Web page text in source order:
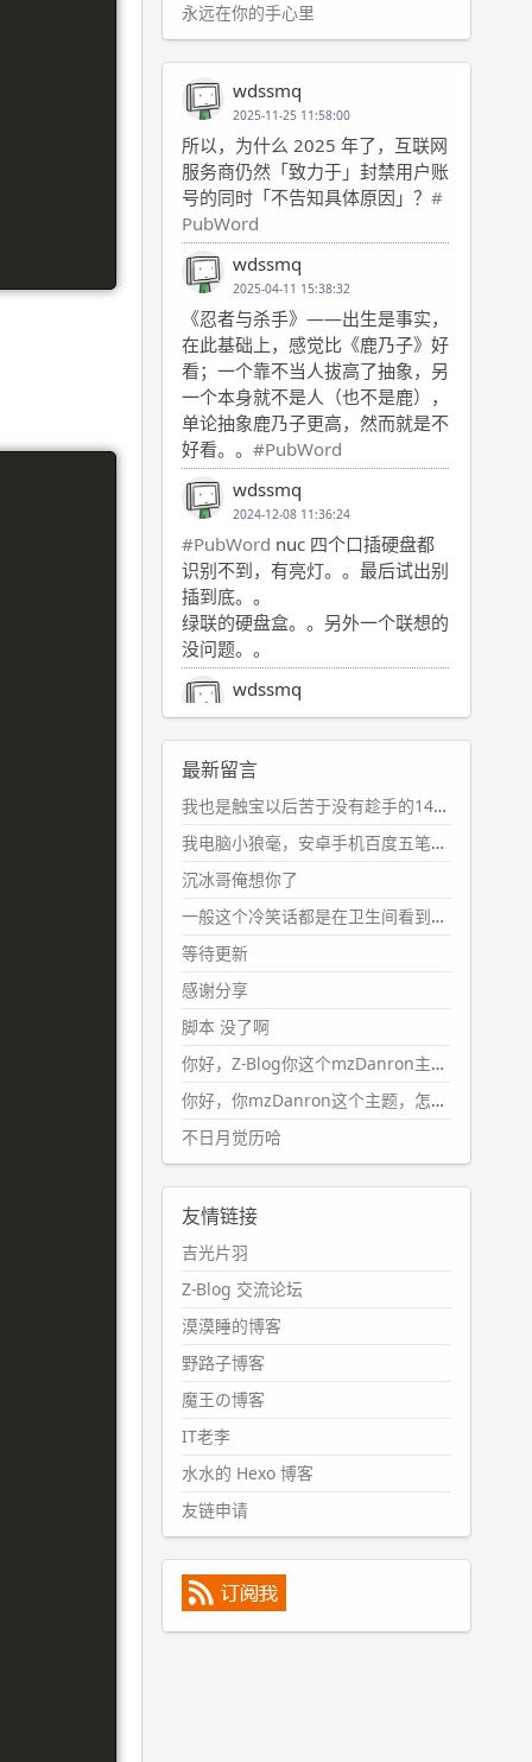
永远在你的手心里
wdssmq
2025-11-25 11:58:00
所以，为什么 2025 年了，互联网
服务商仍然「致力于」封禁用户账
号的同时「不告知具体原因」？ #
PubWord
wdssmq
2025-04-11 15:38:32
《忍者与杀手》——出生是事实，
在此基础上，感觉比《鹿乃子》好
看；一个靠不当人拔高了抽象，另
一个本身就不是人（也不是鹿），
单论抽象鹿乃子更高，然而就是不
好看。。 #PubWord
wdssmq
2024-12-08 11:36:24
#PubWord nuc 四个口插硬盘都
识别不到，有亮灯。。最后试出别
插到底。。
绿联的硬盘盒。。另外一个联想的
没问题。。
wdssmq
2024-11-19 17:31:51
#PubWord近期观影记录：超级
马里奥，死侍与金刚狼。。
wdssmq
2024-10-08 10:12:25
#PubWord搬家也告一段落，虽
然搬过来的东西还得归置，新衣柜
虽说已经散俩月味儿了，但还是不
想放衣服进去。
wdssmq
2024-09-23 21:00:49
#PubWord
一次？？碎雨集_沉冰浮水_第1页
https://www.wdssmq.com/ta
g/%E7%A2%8E%E9%9B%A8%E
9%9B%86/
wdssmq
2024-09-23 20:58:40
话，2024 年目前只发了 13 条
嘟？？？？
wdssmq
2024-09-15 10:32:07
#PubWordVSCode 内 git 操作卡
住的时候没办法主动取消一直是个
痛点，一般都是推送或拉取，今天
连提交都卡了。。
wdssmq
#PubWord又一个夏天过去了，
所以今年也没买防水鞋套；然后天
凉了，为了应对踢被子买了睡袋，
不知道 1.2 米会不会略窄。。
最新留言
我也是触宝以后苦于没有趁手的14键五笔键盘久矣上面那位兄台用的百度双键点划布局我也用过很久，那个皮肤做得很粗糙，个别键位的触发区域是错位的，快速打字时很容易出错，修改它的皮肤文件校正后勉强能用，但早年出的皮肤分辨率太低，实在谈不上美观。百度小米定制版的商店里有一个"小黑板"皮肤还不错(百度官方输入法商店里没有)，但那个风格我不喜欢这两天找到了一个叫"森林集"的公众号，开发了海量的皮肤，很多都有14键版本，付费但很便宜，几块钱，终于有自己满意的输入法了搜了一下，这个工作室还是百度的官方合作伙伴，不知道为什么14键作品都不在官方商店上架，难道是百度官方在刻意放弃14键？
我电脑小狼毫，安卓手机百度五笔，皮肤用的双键点划，挺好的。
沉冰哥俺想你了
一般这个冷笑话都是在卫生间看到的多
等待更新
感谢分享
脚本 没了啊
你好，Z-Blog你这个mzDanron主题，怎么去除文章标题图像和文章摘要，仅显示标题，感谢回复！
你好，你mzDanron这个主题，怎么去除文章标题的图像和文章摘要！仅显示标题，感谢回复解决！
不日月觉历哈
友情链接
吉光片羽
Z-Blog 交流论坛
漠漠睡的博客
野路子博客
魔王の博客
IT老李
水水的 Hexo 博客
友链申请